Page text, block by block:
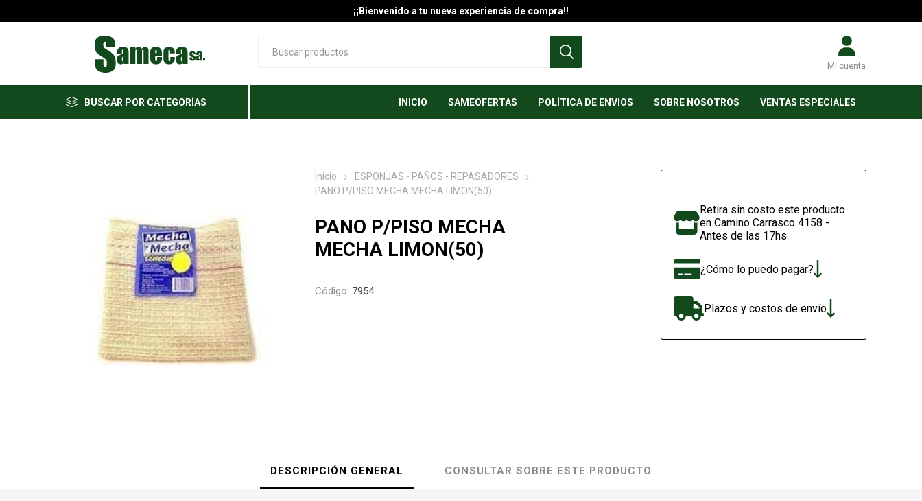
¡¡Bienvenido a tu nueva experiencia de compra!!
Mi cuenta
BUSCAR POR CATEGORÍAS INICIO SAMEOFERTAS POLÍTICA DE ENVIOS SOBRE NOSOTROS VENTAS ESPECIALES
Inicio
ESPONJAS - PAÑOS - REPASADORES
PANO P/PISO MECHA MECHA LIMON(50)
PANO P/PISO MECHA
MECHA LIMON(50)
Código: 7954
Retira sin costo este producto
en Camino Carrasco 4158 -
Antes de las 17hs
¿Cómo lo puedo pagar?
Plazos y costos de envío
DESCRIPCIÓN GENERAL CONSULTAR SOBRE ESTE PRODUCTO